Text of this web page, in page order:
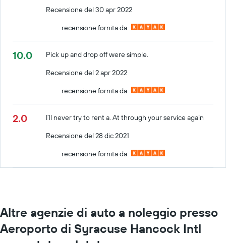
Recensione del 30 apr 2022
recensione fornita da
10.0
Pick up and drop off were simple.
Recensione del 2 apr 2022
recensione fornita da
2.0
I’ll never try to rent a. At through your service again
Recensione del 28 dic 2021
recensione fornita da
Altre agenzie di auto a noleggio presso
Aeroporto di Syracuse Hancock Intl